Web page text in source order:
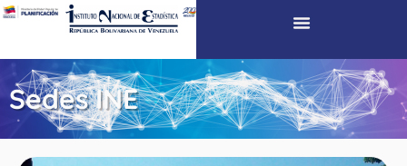
Sedes INE